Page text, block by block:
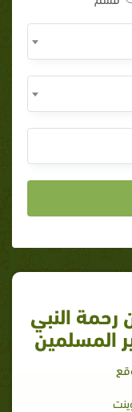
النبي
المسلمين